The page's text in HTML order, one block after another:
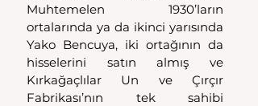
Muhtemelen 1930’ların
ortalarında ya da ikinci yarısında
Yako Bencuya, iki ortağının da
hisselerini satın almış ve
Kırkağaçlılar Un ve Çırçır
Fabrikası’nın tek sahibi